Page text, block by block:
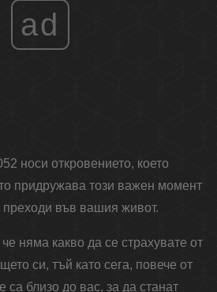
ad
носи откровението, което
придружава този важен момент
във вашия живот.
няма какво да се страхувате от
си, тъй като сега, повече от
са близо до вас, за да станат